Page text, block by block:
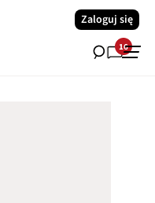
Zaloguj się
16